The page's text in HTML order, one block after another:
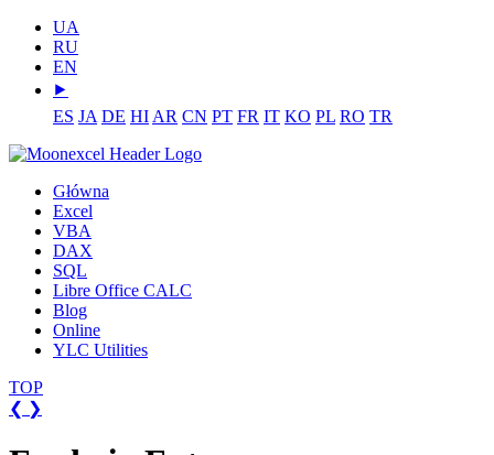
UA
RU
EN
⯈
ES JA DE HI AR CN PT FR IT KO PL RO TR
Główna
Excel
VBA
DAX
SQL
Libre Office CALC
Blog
Online
YLC Utilities
TOP
❮ ❯